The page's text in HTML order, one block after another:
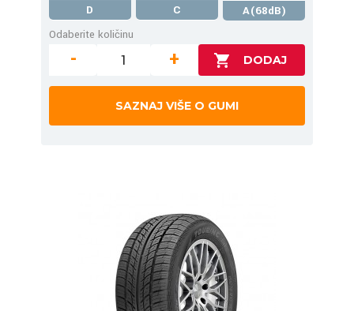
D C
A(68dB)
Odaberite količinu
- +
SAZNAJ VIŠE O GUMI